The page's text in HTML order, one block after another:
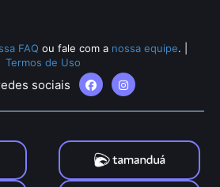
FAQ ou fale com a nossa equipe.
Termos de Uso
sociais